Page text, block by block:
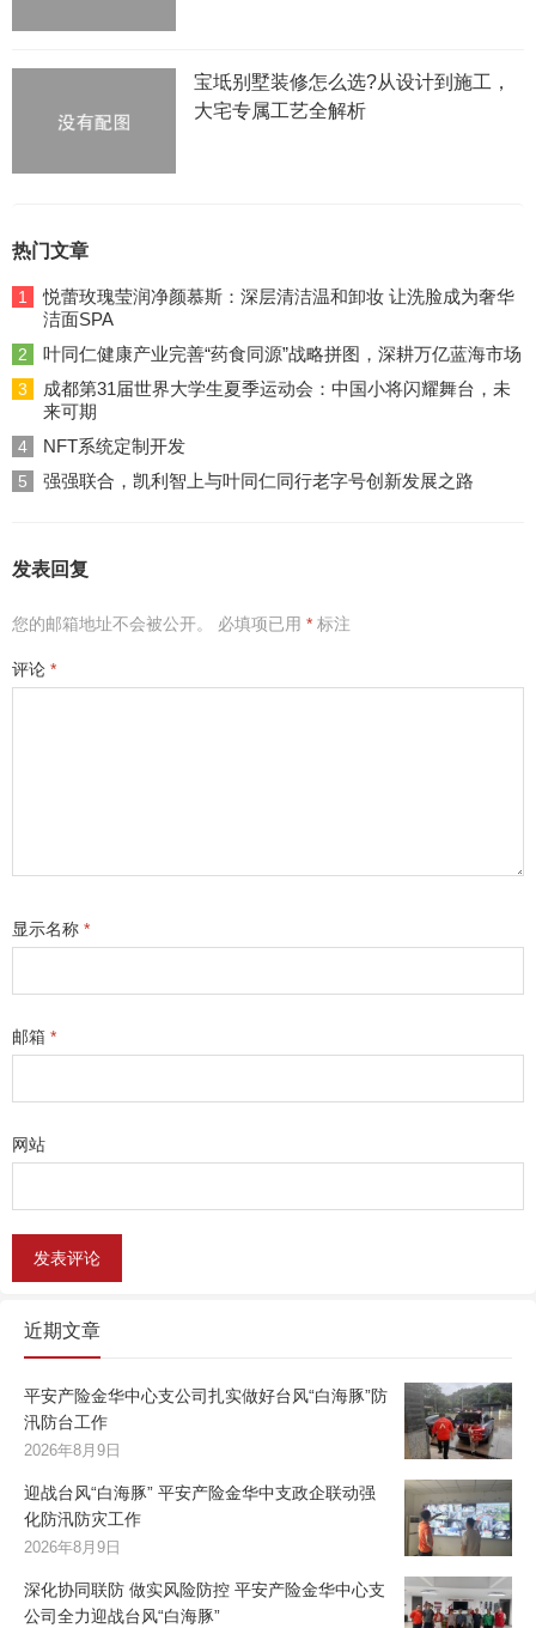
宝坻别墅装修怎么选?从设计到施工，
大宅专属工艺全解析
热门文章
1
悦蕾玫瑰莹润净颜慕斯：深层清洁温和卸妆 让洗脸成为奢华
洁面SPA
2 叶同仁健康产业完善“药食同源”战略拼图，深耕万亿蓝海市场
3
成都第31届世界大学生夏季运动会：中国小将闪耀舞台，未
来可期
4 NFT系统定制开发
5 强强联合，凯利智上与叶同仁同行老字号创新发展之路
发表回复
您的邮箱地址不会被公开。 必填项已用 * 标注
评论 *
显示名称 *
邮箱 *
网站
近期文章
平安产险金华中心支公司扎实做好台风“白海豚”防
汛防台工作
2026年8月9日
迎战台风“白海豚” 平安产险金华中支政企联动强
化防汛防灾工作
2026年8月9日
深化协同联防 做实风险防控 平安产险金华中心支
公司全力迎战台风“白海豚”